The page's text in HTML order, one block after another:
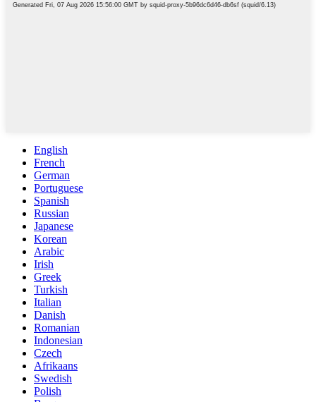
English
French
German
Portuguese
Spanish
Russian
Japanese
Korean
Arabic
Irish
Greek
Turkish
Italian
Danish
Romanian
Indonesian
Czech
Afrikaans
Swedish
Polish